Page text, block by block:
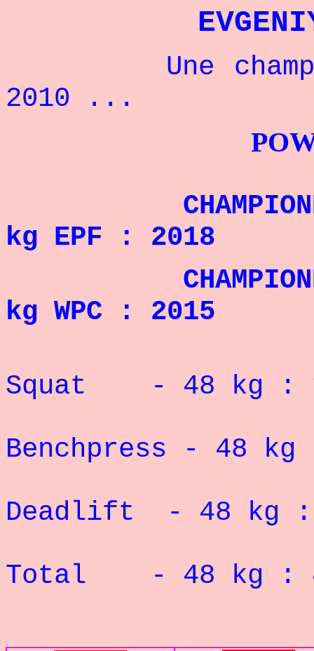
Une
2010 ...
CHAMPIONNE
kg EPF : 2018
CHAMPIONNE
kg WPC : 2015
Squat - 48 kg :
Benchpress - 48
Deadlift - 48 kg
Total - 48 kg :